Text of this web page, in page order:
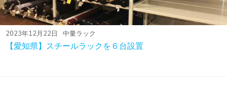
2023年12月22日 中量ラック
【愛知県】スチールラックを６台設置